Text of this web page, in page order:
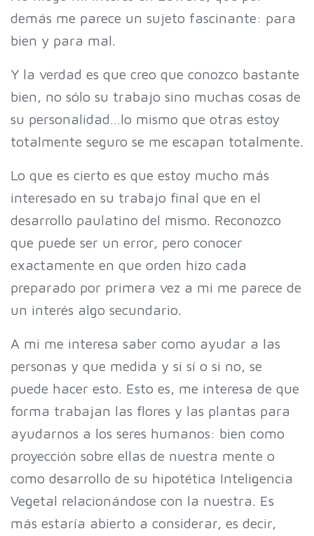
demás me parece un sujeto fascinante: para
bien y para mal.
Y la verdad es que creo que conozco bastante
bien, no sólo su trabajo sino muchas cosas de
su personalidad…lo mismo que otras estoy
totalmente seguro se me escapan totalmente.
Lo que es cierto es que estoy mucho más
interesado en su trabajo final que en el
desarrollo paulatino del mismo. Reconozco
que puede ser un error, pero conocer
exactamente en que orden hizo cada
preparado por primera vez a mi me parece de
un interés algo secundario.
A mi me interesa saber como ayudar a las
personas y que medida y si sí o si no, se
puede hacer esto. Esto es, me interesa de que
forma trabajan las flores y las plantas para
ayudarnos a los seres humanos: bien como
proyección sobre ellas de nuestra mente o
como desarrollo de su hipotética Inteligencia
Vegetal relacionándose con la nuestra. Es
más estaría abierto a considerar, es decir,